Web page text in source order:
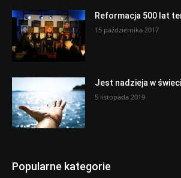
Reformacja 500 lat
15 października 2017
Jest nadzieja w
5 listopada 2019
Popularne kategorie